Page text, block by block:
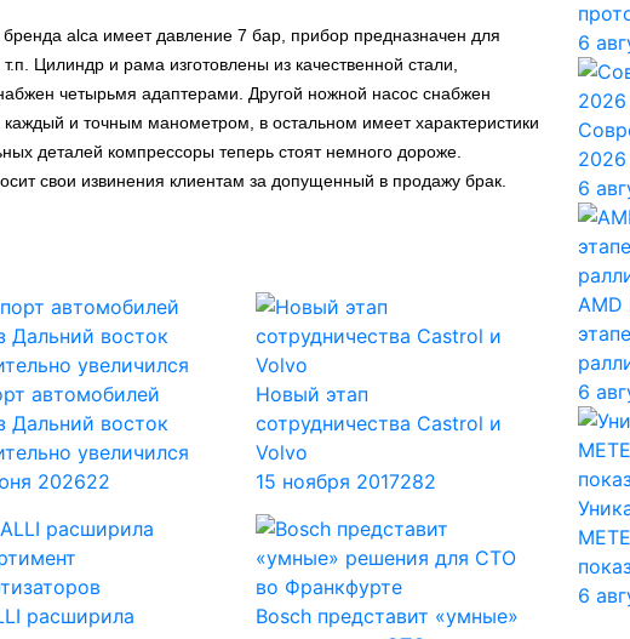
alca имеет давление 7 бар, прибор предназначен для
Цилиндр и рама изготовлены из качественной стали,
четырьмя адаптерами. Другой ножной насос снабжен
и точным манометром, в остальном имеет характеристики
деталей компрессоры теперь стоят немного дороже.
свои извинения клиентам за допущенный в продажу брак.
автомобилей
Дальний восток
увеличился
202622
Новый этап
сотрудничества Castrol и
Volvo
15 ноября 2017282
расширила
Bosch представит «умные»
6
2026
6
AMD
6
6